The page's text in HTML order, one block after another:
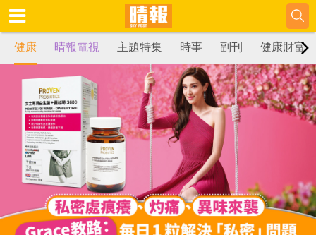
健康 晴報電視 主題特集 時事 副刊 健康財富